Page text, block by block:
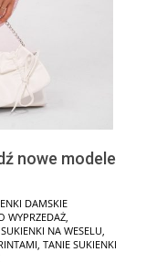
nowe modele
DAMSKIE
WYPRZEDAŻ,
SUKIENKI NA WESELU,
, TANIE SUKIENKI